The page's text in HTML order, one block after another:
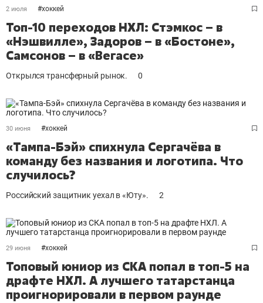
2 июля #хоккей
Топ-10 переходов НХЛ: Стэмкос – в
«Нэшвилле», Задоров – в «Бостоне»,
Самсонов – в «Вегасе»
Открылся трансферный рынок. 0
30 июня #хоккей
«Тампа-Бэй» спихнула Сергачёва в
команду без названия и логотипа. Что
случилось?
Российский защитник уехал в «Юту». 2
29 июня #хоккей
Топовый юниор из СКА попал в топ-5 на
драфте НХЛ. А лучшего татарстанца
проигнорировали в первом раунде